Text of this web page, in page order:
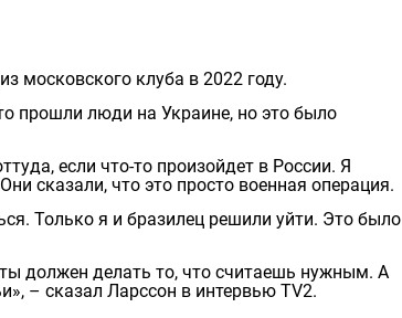
московского клуба в 2022 году.
прошли люди на Украине, но это было
если что-то произойдет в России. Я
сказали, что это просто военная операция.
Только я и бразилец решили уйти. Это было
должен делать то, что считаешь нужным. А
– сказал Ларссон в интервью TV2.